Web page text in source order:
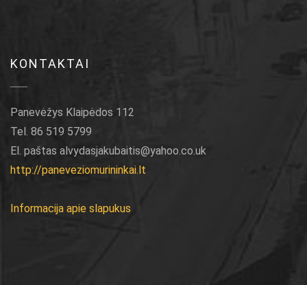
KONTAKTAI
Panevėžys Klaipėdos 112
Tel. 86 519 5799
El. paštas alvydasjakubaitis@yahoo.co.uk
http://paneveziomurininkai.lt
Informacija apie slapukus